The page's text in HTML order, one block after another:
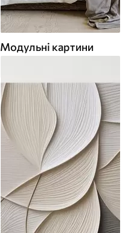
Модульні картини